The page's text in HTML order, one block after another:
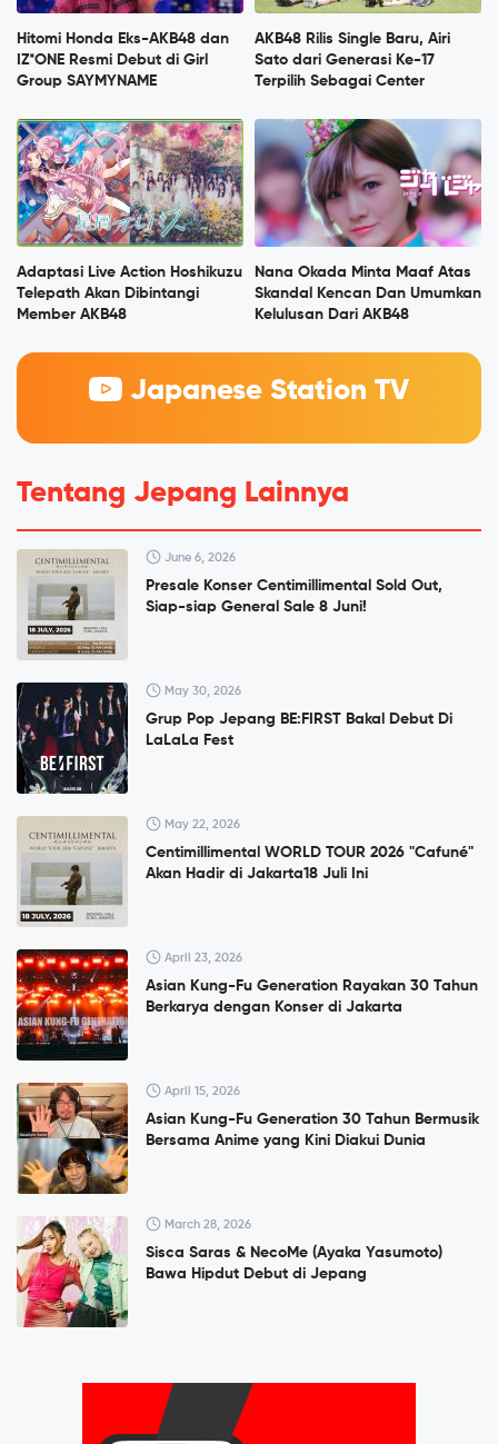
Hitomi Honda Eks-AKB48 dan
IZ*ONE Resmi Debut di Girl
Group SAYMYNAME
AKB48 Rilis Single Baru, Airi
Sato dari Generasi Ke-17
Terpilih Sebagai Center
Adaptasi Live Action Hoshikuzu
Telepath Akan Dibintangi
Member AKB48
Nana Okada Minta Maaf Atas
Skandal Kencan Dan Umumkan
Kelulusan Dari AKB48
Japanese Station TV
Tentang Jepang Lainnya
June 6, 2026
Presale Konser Centimillimental Sold Out,
Siap-siap General Sale 8 Juni!
May 30, 2026
Grup Pop Jepang BE:FIRST Bakal Debut Di
LaLaLa Fest
May 22, 2026
Centimillimental WORLD TOUR 2026 "Cafuné"
Akan Hadir di Jakarta18 Juli Ini
April 23, 2026
Asian Kung-Fu Generation Rayakan 30 Tahun
Berkarya dengan Konser di Jakarta
April 15, 2026
Asian Kung-Fu Generation 30 Tahun Bermusik
Bersama Anime yang Kini Diakui Dunia
March 28, 2026
Sisca Saras & NecoMe (Ayaka Yasumoto)
Bawa Hipdut Debut di Jepang